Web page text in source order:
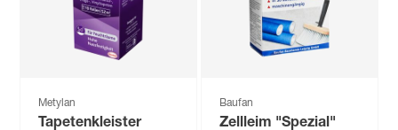
Metylan
Tapetenkleister
Baufan
Zellleim "Spezial"